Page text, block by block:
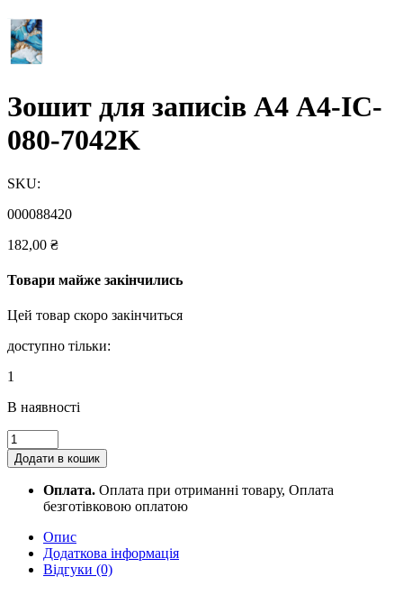
Зошит для записів А4 A4-IC-
080-7042K
SKU:
000088420
182,00 ₴
Товари майже закінчились
Цей товар скоро закінчиться
доступно тільки:
1
В наявності
Зошит
для
записів
080-
7042K
quantity
Додати в кошик
Оплата. Оплата при отриманні товару, Оплата
безготівковою оплатою
Опис
Додаткова інформація
Відгуки (0)